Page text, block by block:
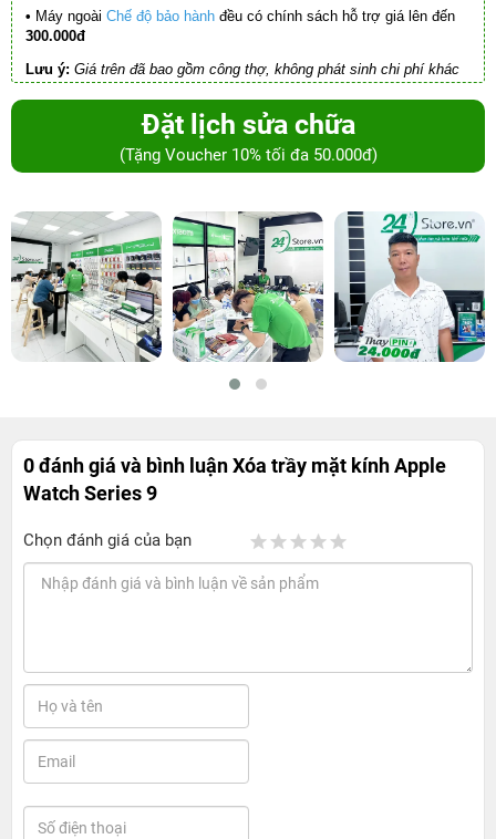
• Máy ngoài Chế độ bảo hành đều có chính sách hỗ trợ giá lên đến
300.000đ
Lưu ý: Giá trên đã bao gồm công thợ, không phát sinh chi phí khác
Đặt lịch sửa chữa
(Tặng Voucher 10% tối đa 50.000đ)
0 đánh giá và bình luậnXóa trầy mặt kính Apple
Watch Series 9
Chọn đánh giá của bạn